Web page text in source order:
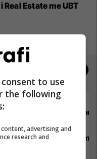
Estate me UBT
Vozitës
to use
the following
advertising and
research and